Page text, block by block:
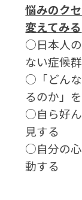
悩みのク
変えてみる
○日本人
ない症候群
○「どん
るのか」
○自ら好
見する
○自分の
動する